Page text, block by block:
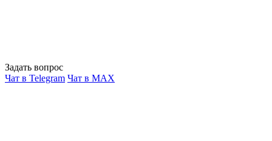
Задать вопрос
Чат в Telegram Чат в MAX